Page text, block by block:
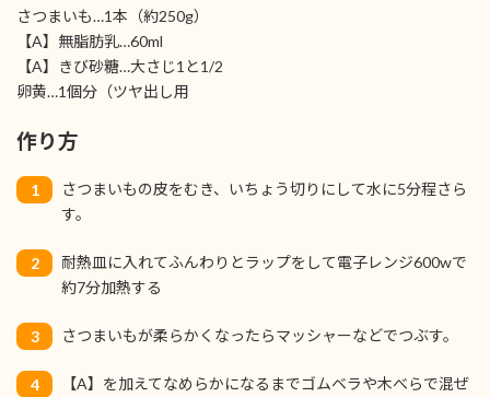
さつまいも…1本（約250g）
【A】無脂肪乳…60ml
【A】きび砂糖…大さじ1と1/2
卵黄…1個分（ツヤ出し用
作り方
1
さつまいもの皮をむき、いちょう切りにして水に5分程さら
す。
2
耐熱皿に入れてふんわりとラップをして電子レンジ600wで
約7分加熱する
3 さつまいもが柔らかくなったらマッシャーなどでつぶす。
4
【A】を加えてなめらかになるまでゴムベラや木べらで混ぜ